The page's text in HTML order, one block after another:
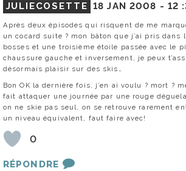
JULIECOSETTE 18 JAN 2008 - 12
Après deux épisodes qui risquent de me
un cocard suite ? mon bâton que j’ai pris dans
bosses et une troisième étoile passée avec le
chaussure gauche et inversement, je peux
désormais plaisir sur des skis…
Bon OK la dernière fois, j’en ai voulu ? mort ?
fait attaquer une journée par une rouge
on ne skie pas seul, on se retrouve rarement
un niveau équivalent, faut faire avec!
0
RÉPONDRE